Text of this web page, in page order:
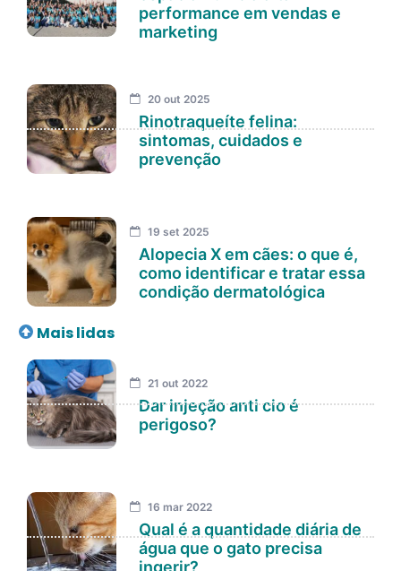
performance em vendas e
marketing
20 out 2025
Rinotraqueíte felina:
sintomas, cuidados e
prevenção
19 set 2025
Alopecia X em cães: o que é,
como identificar e tratar essa
condição dermatológica
Mais lidas
21 out 2022
Dar injeção anti cio é
perigoso?
16 mar 2022
Qual é a quantidade diária de
água que o gato precisa
ingerir?